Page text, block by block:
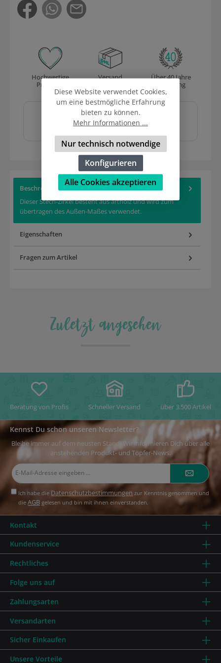
Hochwertige
Produkte
Versand
Über 40 Jahre
Erfahrung
Sicher und schnell
bezahlen mit
Beschreibung
Dieser Stech-Zirkel besteht aus artholz und wird zum
übertragen des Außen-Maßes verwendet.
Eigenschaften
Fragen zum Artikel
Zuletzt angesehen
Beratung von Profis Schneller Versand über 3.500 Artikel
Kennst Du schon unseren Newsletter?
Bleibe immer auf dem neusten Stand! Wir informieren Dich über alle
anstehenden Produkt- und Töpfer-News.
Ich habe die Datenschutzbestimmungen zur Kenntnis genommen und
dieAGB gelesen und bin mit ihnen einverstanden.
Kundenservice
Rechtliches
Kontakt
Zahlungsarten
Versandarten
Sicher Einkaufen
Folge uns auf
Unsere Vorteile
Diese Website verwendet Cookies,
um eine bestmögliche Erfahrung
bieten zu können.
Mehr Informationen ...
Nur technisch notwendige
Konfigurieren
Alle Cookies akzeptieren